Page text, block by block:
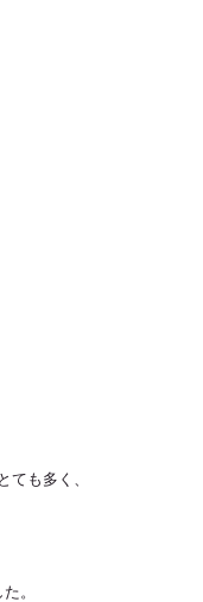
ても多く、
。